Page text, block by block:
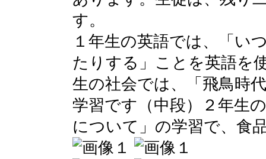
す。
１年生の英語では、「い
たりする」ことを英語を
生の社会では、「飛鳥時
学習です（中段）２年生
について」の学習で、食